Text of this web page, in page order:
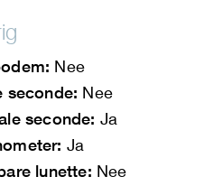
Nee
seconde: Nee
seconde: Ja
Ja
lunette: Nee